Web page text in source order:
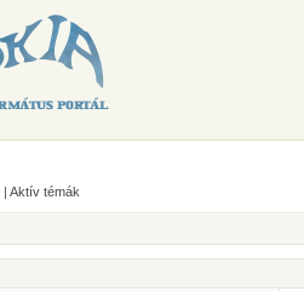
| Aktív témák